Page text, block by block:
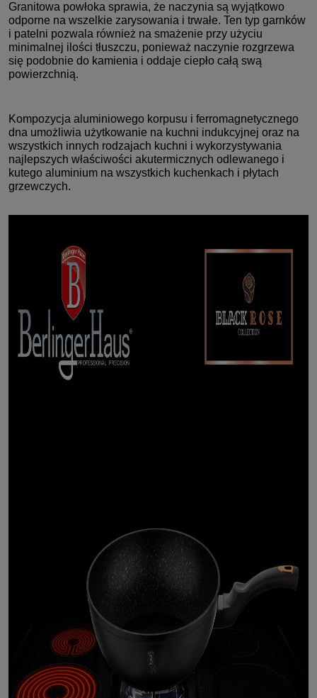
Granitowa powłoka sprawia, że naczynia są wyjątkowo
odporne na wszelkie zarysowania i trwałe. Ten typ garnków
i patelni pozwala również na smażenie przy użyciu
minimalnej ilości tłuszczu, ponieważ naczynie rozgrzewa
się podobnie do kamienia i oddaje ciepło całą swą
powierzchnią.
Kompozycja aluminiowego korpusu i ferromagnetycznego
dna umożliwia użytkowanie na kuchni indukcyjnej oraz na
wszystkich innych rodzajach kuchni i wykorzystywania
najlepszych właściwości akutermicznych odlewanego i
kutego aluminium na wszystkich kuchenkach i płytach
grzewczych.